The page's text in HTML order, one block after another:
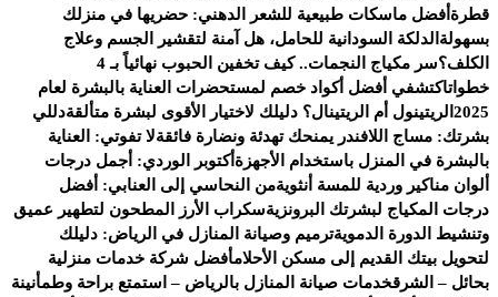
قطرة أفضل ماسكات طبيعية للشعر الدهني: حضريها في منزلك
بسهولة الدلكة السودانية للحامل، هل آمنة لتقشير الجسم وعلاج
الكلف؟
سر مكياج النجمات.. كيف تخفين الحبوب نهائياً بـ 4
خطواتاكتشفي أفضل أكواد خصم لمستحضرات العناية بالبشرة لعام
2025 الريتينول أم الريتينال؟ دليلك لاختيار الأقوى لبشرة متألقةدللي
بشرتك: مساج اللافندر يمنحك تهدئة ونضارة فائقةلا تفوتي: العناية
بالبشرة في المنزل باستخدام الأجهزة أكتوبر الوردي: أجمل درجات
ألوان مناكير وردية للمسة أنثويةمن النحاسي إلى العنابي: أفضل
درجات المكياج لبشرتك البرونزيةسكراب الأرز المطحون لتطهير عميق
وتنشيط الدورة الدمويةترميم وصيانة المنازل في الرياض: دليلك
لتحويل بيتك القديم إلى مسكن الأحلامأفضل شركة خدمات منزلية
بحائل – الشرقخدمات صيانة المنازل بالرياض – استمتع براحة وطمأنينة